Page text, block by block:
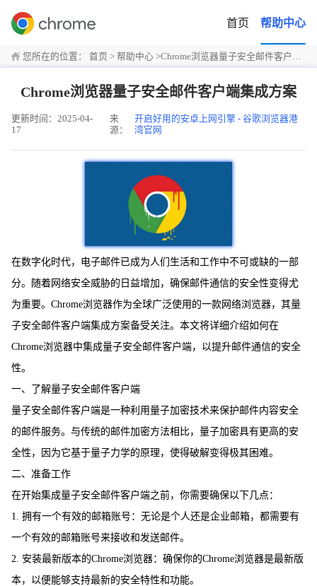
首页 帮助中心
您所在的位置： 首页 > 帮助中心 >Chrome浏览器量子安全邮件客户端集成方案
Chrome浏览器量子安全邮件客户端集成方案
更新时间：2025-04-
17
来
源：
开启好用的安卓上网引擎 - 谷歌浏览器港
湾官网
在数字化时代，电子邮件已成为人们生活和工作中不可或缺的一部
分。随着网络安全威胁的日益增加，确保邮件通信的安全性变得尤
为重要。Chrome浏览器作为全球广泛使用的一款网络浏览器，其量
子安全邮件客户端集成方案备受关注。本文将详细介绍如何在
Chrome浏览器中集成量子安全邮件客户端，以提升邮件通信的安全
性。
一、了解量子安全邮件客户端
量子安全邮件客户端是一种利用量子加密技术来保护邮件内容安全
的邮件服务。与传统的邮件加密方法相比，量子加密具有更高的安
全性，因为它基于量子力学的原理，使得破解变得极其困难。
二、准备工作
在开始集成量子安全邮件客户端之前，你需要确保以下几点：
1. 拥有一个有效的邮箱账号：无论是个人还是企业邮箱，都需要有
一个有效的邮箱账号来接收和发送邮件。
2. 安装最新版本的Chrome浏览器：确保你的Chrome浏览器是最新版
本，以便能够支持最新的安全特性和功能。